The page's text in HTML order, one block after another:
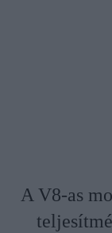
A V8-as